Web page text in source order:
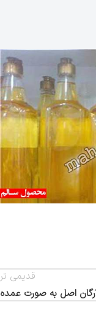
قدیمی تر
اصل به صورت عمده